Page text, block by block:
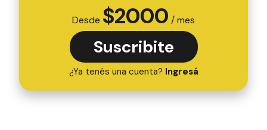
Desde $2000 / mes
Suscribite
¿Ya tenés una cuenta? Ingresá